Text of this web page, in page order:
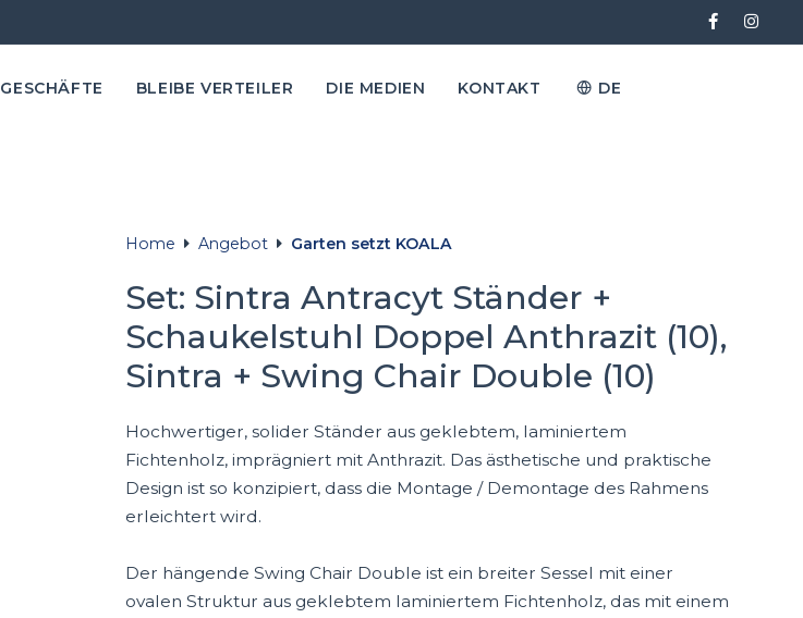
GESCHÄFTE BLEIBE VERTEILER DIE MEDIEN KONTAKT DE
Home Angebot Garten setzt KOALA
Set: Sintra Antracyt Ständer +
Schaukelstuhl Doppel Anthrazit (10),
Sintra + Swing Chair Double (10)
Hochwertiger, solider Ständer aus geklebtem, laminiertem
Fichtenholz, imprägniert mit Anthrazit. Das ästhetische und praktische
Design ist so konzipiert, dass die Montage / Demontage des Rahmens
erleichtert wird.
Der hängende Swing Chair Double ist ein breiter Sessel mit einer
ovalen Struktur aus geklebtem laminiertem Fichtenholz, das mit einem